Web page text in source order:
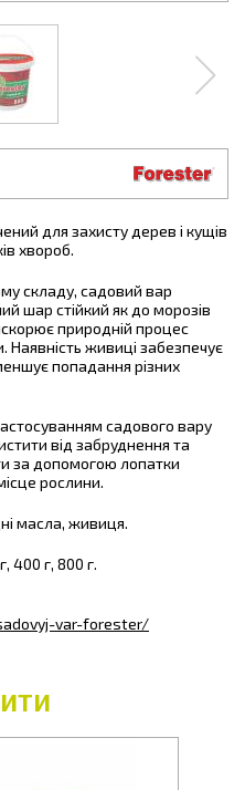
для захисту дерев і кущів
хвороб.
складу, садовий вар
шар стійкий як до морозів
природній процес
Наявність живиці забезпечує
попадання різних
садового вару
від забруднення та
за допомогою лопатки
рослини.
масла, живиця.
400 г, 800 г.
var-forester/